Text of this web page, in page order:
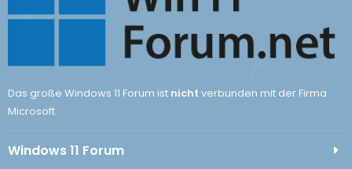
Das große Windows 11 Forum ist nicht verbunden mit der Firma
Microsoft.
Windows 11 Forum